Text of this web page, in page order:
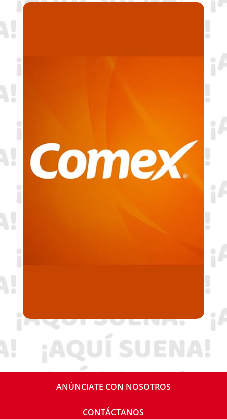
ANÚNCIATE CON NOSOTROS
CONTÁCTANOS